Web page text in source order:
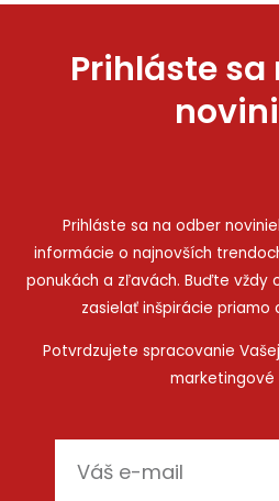
Prihláste sa
Prihláste sa na odber
informácie o najnovších
ponukách a zľavách. Buďte vždy
zasielať inšpirácie priamo
Potvrdzujete spracovanie
marketingové
mail